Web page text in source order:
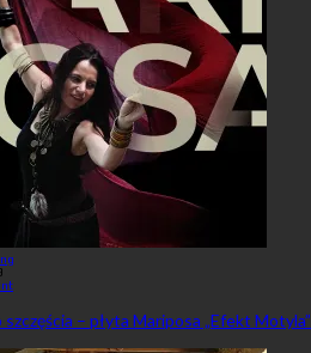
– płyta Mariposa „Efekt Motyla”